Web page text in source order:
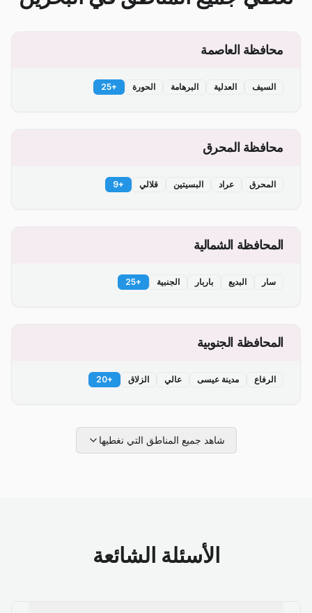
محافظة العاصمة
السيف العدلية البرهامة الحورة +
25
محافظة المحرق
المحرق عراد البسيتين قلالي +
9
المحافظة الشمالية
سار البديع باربار الجنبية +
25
المحافظة الجنوبية
الرفاع مدينة عيسى عالي الزلاق +
20
شاهد جميع المناطق التي نغطيها
الأسئلة الشائعة